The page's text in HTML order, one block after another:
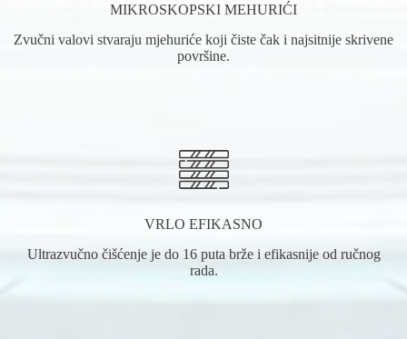
MIKROSKOPSKI MEHURIĆI
Zvučni valovi stvaraju mjehuriće koji čiste čak i najsitnije skrivene
površine.
VRLO EFIKASNO
Ultrazvučno čišćenje je do 16 puta brže i efikasnije od ručnog
rada.